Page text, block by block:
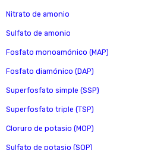
Nitrato de amonio
Sulfato de amonio
Fosfato monoamónico (MAP)
Fosfato diamónico (DAP)
Superfosfato simple (SSP)
Superfosfato triple (TSP)
Cloruro de potasio (MOP)
Sulfato de potasio (SOP)